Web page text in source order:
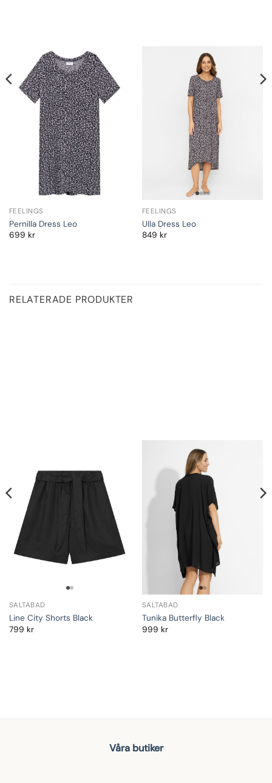
FEELINGS
Pernilla Dress Leo
699 kr
FEELINGS
Ulla Dress Leo
849 kr
RELATERADE PRODUKTER
SALTABAD
Line City Shorts Black
799 kr
SALTABAD
Tunika Butterfly Black
999 kr
Våra butiker